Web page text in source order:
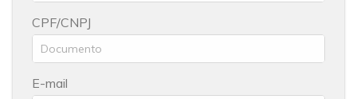
CPF/CNPJ
E-mail